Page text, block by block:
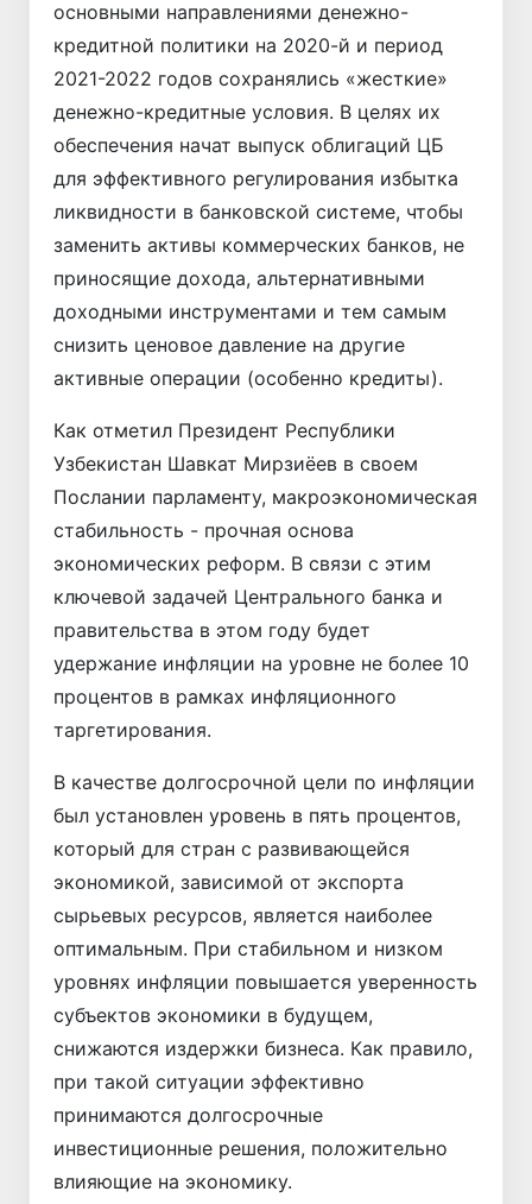
основными направлениями денежно-
кредитной политики на 2020-й и период
2021-2022 годов сохранялись «жесткие»
денежно-кредитные условия. В целях их
обеспечения начат выпуск облигаций ЦБ
для эффективного регулирования избытка
ликвидности в банковской системе, чтобы
заменить активы коммерческих банков, не
приносящие дохода, альтернативными
доходными инструментами и тем самым
снизить ценовое давление на другие
активные операции (особенно кредиты).
Как отметил Президент Республики
Узбекистан Шавкат Мирзиёев в своем
Послании парламенту, макроэкономическая
стабильность - прочная основа
экономических реформ. В связи с этим
ключевой задачей Центрального банка и
правительства в этом году будет
удержание инфляции на уровне не более 10
процентов в рамках инфляционного
таргетирования.
В качестве долгосрочной цели по инфляции
был установлен уровень в пять процентов,
который для стран с развивающейся
экономикой, зависимой от экспорта
сырьевых ресурсов, является наиболее
оптимальным. При стабильном и низком
уровнях инфляции повышается уверенность
субъектов экономики в будущем,
снижаются издержки бизнеса. Как правило,
при такой ситуации эффективно
принимаются долгосрочные
инвестиционные решения, положительно
влияющие на экономику.